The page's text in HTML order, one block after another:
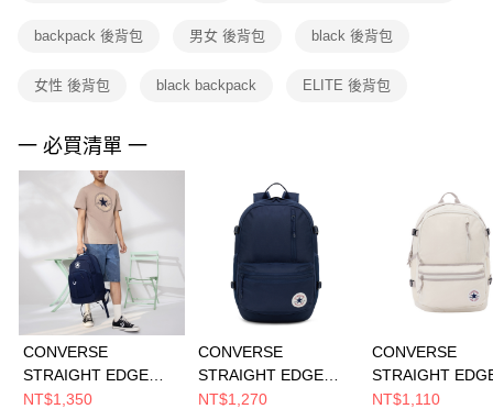
３．未成年的使用者請事先徵得法定代理人或監護人之同意方可使用
任。
請求用戶進行身份認證。
５．嚴禁一人註冊多個帳號或使用他人資訊註冊。若發現惡意使用之情形，
恩沛科技股份有限公司將有權停止該用戶之使用額度並採取法律行動。
backpack 後背包 男女 後背包 black 後背包
女性 後背包 black backpack ELITE 後背包
一 必買清單 一
CONVERSE
STRAIGHT EDGE
ELITE BACKPACK
NT$1,350
CONVERSE
STRAIGHT EDGE
BACKPACK
NT$1,270
CONVERSE
STRAIGHT
BACKPACK
NT$1,110